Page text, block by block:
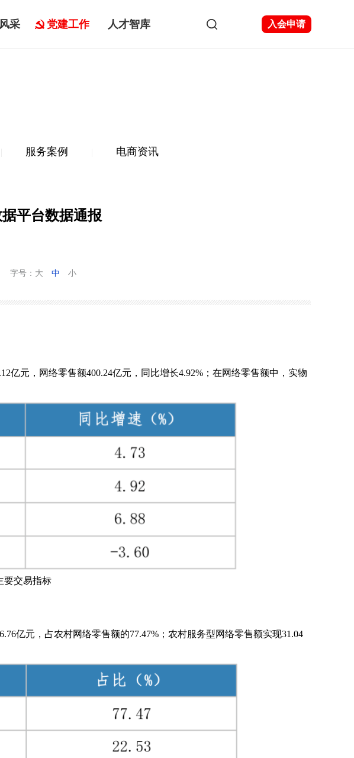
采 党建工作 人才智库 入会申请
服务案例 电商资讯
平台数据通报
字号： 大 中 小
亿元，网络零售额400.24亿元，同比增长4.92%；在网络零售额中，实物
要交易指标
亿元，占农村网络零售额的77.47%；农村服务型网络零售额实现31.04